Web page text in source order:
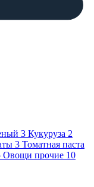
3 Кукуруза 2
3 Томатная паста
Овощи прочие 10